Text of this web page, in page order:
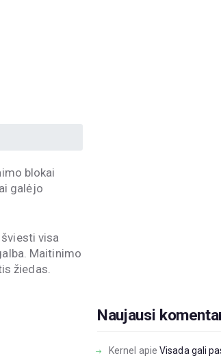
blokai
galėjo
visa
Maitinimo
žiedas.
Naujausi
Kernel apieVisada gali